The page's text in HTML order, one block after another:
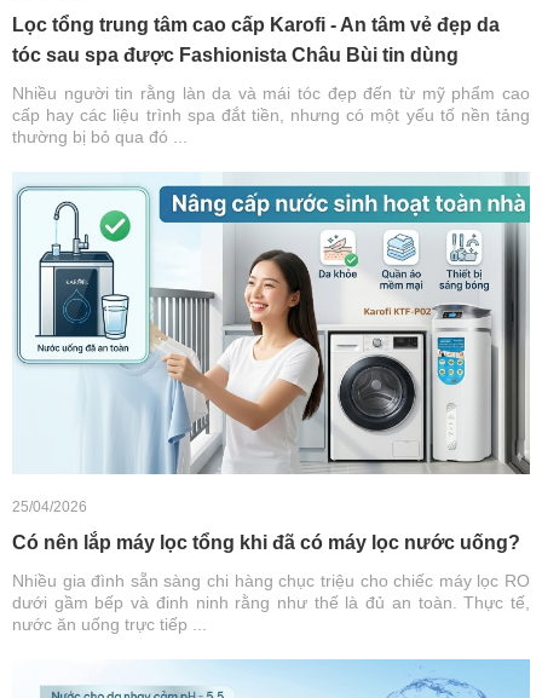
Lọc tổng trung tâm cao cấp Karofi - An tâm vẻ đẹp da
tóc sau spa được Fashionista Châu Bùi tin dùng
Nhiều người tin rằng làn da và mái tóc đẹp đến từ mỹ phẩm cao
cấp hay các liệu trình spa đắt tiền, nhưng có một yếu tố nền tảng
thường bị bỏ qua đó ...
25/04/2026
Có nên lắp máy lọc tổng khi đã có máy lọc nước uống?
Nhiều gia đình sẵn sàng chi hàng chục triệu cho chiếc máy lọc RO
dưới gầm bếp và đinh ninh rằng như thế là đủ an toàn. Thực tế,
nước ăn uống trực tiếp ...